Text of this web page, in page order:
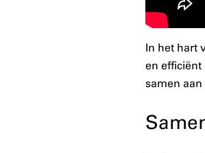
In het hart
en
samen